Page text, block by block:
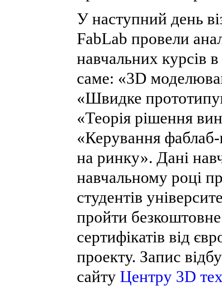
У наступний день
FabLab провели
навчальних курсів
саме: «3D
«Швидке
«Теорія рішення
«Керування
на ринку». Дані
навчальному році
студентів
пройти
сертифікатів від
проекту. Запис
сайту Центру 3D